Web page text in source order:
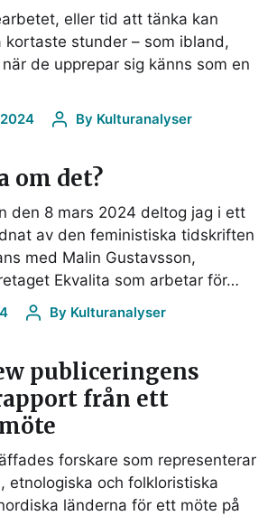
eller tid att tänka kan
kortaste stunder – som ibland,
de upprepar sig känns som en
By Kulturanalyser
om det?
den 8 mars 2024 deltog jag i ett
av den feministiska tidskriften
med Malin Gustavsson,
Ekvalita som arbetar för…
By Kulturanalyser
publiceringens
från ett
forskare som representerar
etnologiska och folkloristiska
länderna för ett möte på